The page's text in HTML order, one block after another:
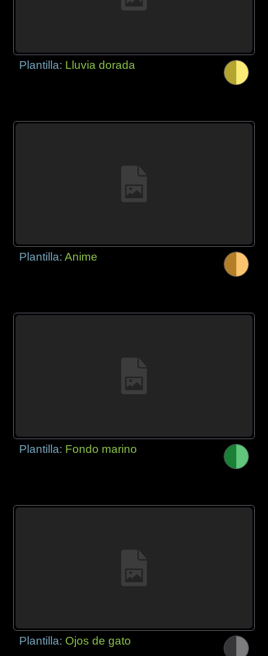
Plantilla: Lluvia dorada
Plantilla:Anime
Plantilla: Fondo marino
Plantilla: Ojos de gato